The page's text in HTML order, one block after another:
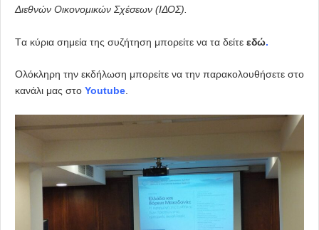
Διεθνών Οικονομικών Σχέσεων (ΙΔΟΣ).
Tα κύρια σημεία της συζήτηση μπορείτε να τα δείτε εδώ.
Ολόκληρη την εκδήλωση μπορείτε να την παρακολουθήσετε στο
κανάλι μας στο Youtube